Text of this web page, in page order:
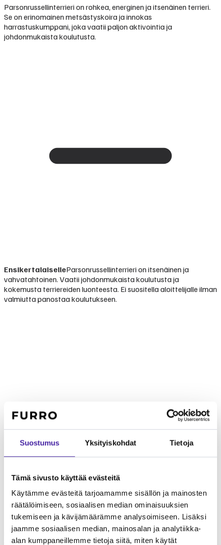
Suostumus Yksityiskohdat Tietoja
Tämä sivusto käyttää evästeitä
Käytämme evästeitä tarjoamamme sisällön ja mainosten
räätälöimiseen, sosiaalisen median ominaisuuksien
tukemiseen ja kävijämäärämme analysoimiseen. Lisäksi
jaamme sosiaalisen median, mainosalan ja analytiikka-
alan kumppaneillemme tietoja siitä, miten käytät
Parsonrussellinterrieri on rohkea, energinen ja itsenäinen terrieri.
Se on erinomainen metsästyskoira ja innokas
harrastuskumppani, joka vaatii paljon aktivointia ja
johdonmukaista koulutusta.
EnsikertalaiselleParsonrussellinterrieri on itsenäinen ja
vahvatahtoinen. Vaatii johdonmukaista koulutusta ja
kokemusta terriereiden luonteesta. Ei suositella aloittelijalle ilman
valmiutta panostaa koulutukseen.
Lapsiperheelle
Parsonrussellinterrieri on leikkisä ja kestävä
lasten kanssa. Korkea energiataso ja terrieri-itsepäisyys vaativat